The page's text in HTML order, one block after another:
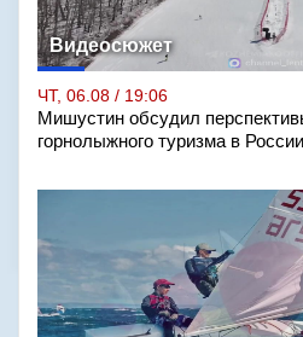
Видеосюжет
ЧТ, 06.08 / 19:06
Мишустин обсудил
горнолыжного туризма в России